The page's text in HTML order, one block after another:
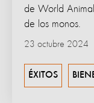
de World
de los monos.
23 octubre 2024
ÉXITOS